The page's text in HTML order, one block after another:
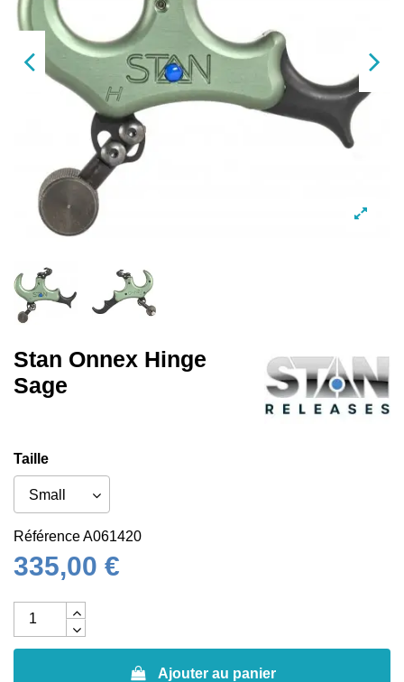
Stan Onnex Hinge
Sage
Taille
RéférenceA061420
335,00 €
Ajouter au panier